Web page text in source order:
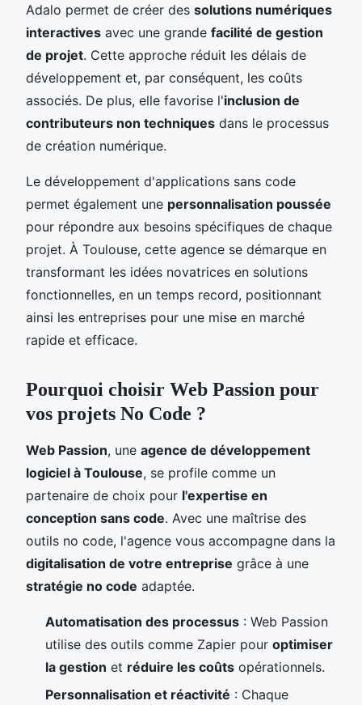
Adalo permet de créer des solutions numériques
interactives avec une grande facilité de gestion
de projet. Cette approche réduit les délais de
développement et, par conséquent, les coûts
associés. De plus, elle favorise l'inclusion de
contributeurs non techniques dans le processus
de création numérique.
Le développement d'applications sans code
permet également une personnalisation poussée
pour répondre aux besoins spécifiques de chaque
projet. À Toulouse, cette agence se démarque en
transformant les idées novatrices en solutions
fonctionnelles, en un temps record, positionnant
ainsi les entreprises pour une mise en marché
rapide et efficace.
Pourquoi choisir Web Passion pour
vos projets No Code ?
Web Passion, une agence de développement
logiciel à Toulouse, se profile comme un
partenaire de choix pour l'expertise en
conception sans code. Avec une maîtrise des
outils no code, l'agence vous accompagne dans la
digitalisation de votre entreprise grâce à une
stratégie no code adaptée.
Automatisation des processus : Web Passion
utilise des outils comme Zapier pour optimiser
la gestion et réduire les coûts opérationnels.
Personnalisation et réactivité : Chaque